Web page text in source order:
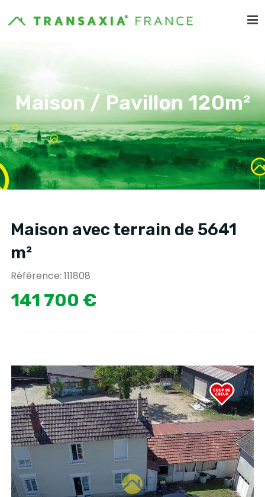
Maison / Pavillon 120m²
Maison avec terrain de 5641
m²
Référence: 111808
141 700 €